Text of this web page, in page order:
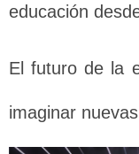
educación
El futuro de la
imaginar